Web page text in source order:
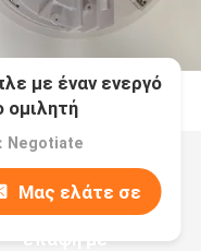
με έναν ενεργό
ομιλητή
Negotiate
Μας ελάτε σε
επαφή με